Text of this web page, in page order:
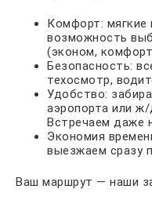
Комфорт: мягкие
возможность
(эконом,
Безопасность:
техосмотр,
Удобство:
аэропорта или
Встречаем даже
Экономия
выезжаем сразу
Ваш маршрут — наши